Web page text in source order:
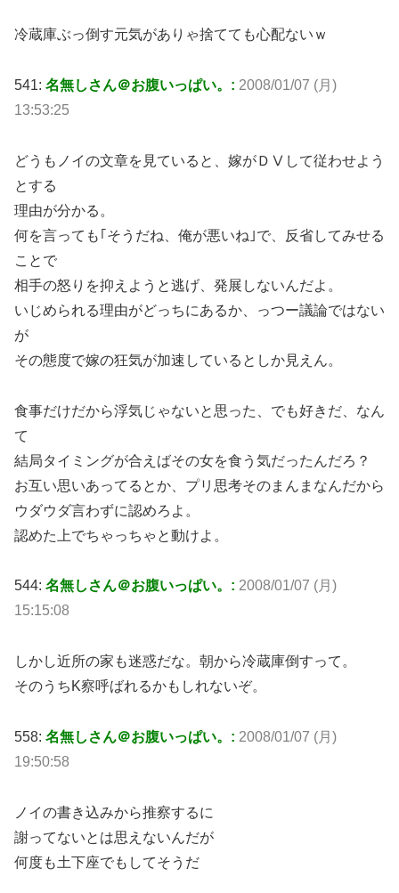
冷蔵庫ぶっ倒す元気がありゃ捨てても心配ないｗ
541: 名無しさん＠お腹いっぱい。: 2008/01/07 (月)
13:53:25
どうもノイの文章を見ていると、嫁がＤⅤして従わせよう
とする
理由が分かる。
何を言っても｢そうだね、俺が悪いね｣で、反省してみせる
ことで
相手の怒りを抑えようと逃げ、発展しないんだよ。
いじめられる理由がどっちにあるか、っつー議論ではない
が
その態度で嫁の狂気が加速しているとしか見えん。
食事だけだから浮気じゃないと思った、でも好きだ、なん
て
結局タイミングが合えばその女を食う気だったんだろ？
お互い思いあってるとか、プリ思考そのまんまなんだから
ウダウダ言わずに認めろよ。
認めた上でちゃっちゃと動けよ。
544: 名無しさん＠お腹いっぱい。: 2008/01/07 (月)
15:15:08
しかし近所の家も迷惑だな。朝から冷蔵庫倒すって。
そのうちK察呼ばれるかもしれないぞ。
558: 名無しさん＠お腹いっぱい。: 2008/01/07 (月)
19:50:58
ノイの書き込みから推察するに
謝ってないとは思えないんだが
何度も土下座でもしてそうだ